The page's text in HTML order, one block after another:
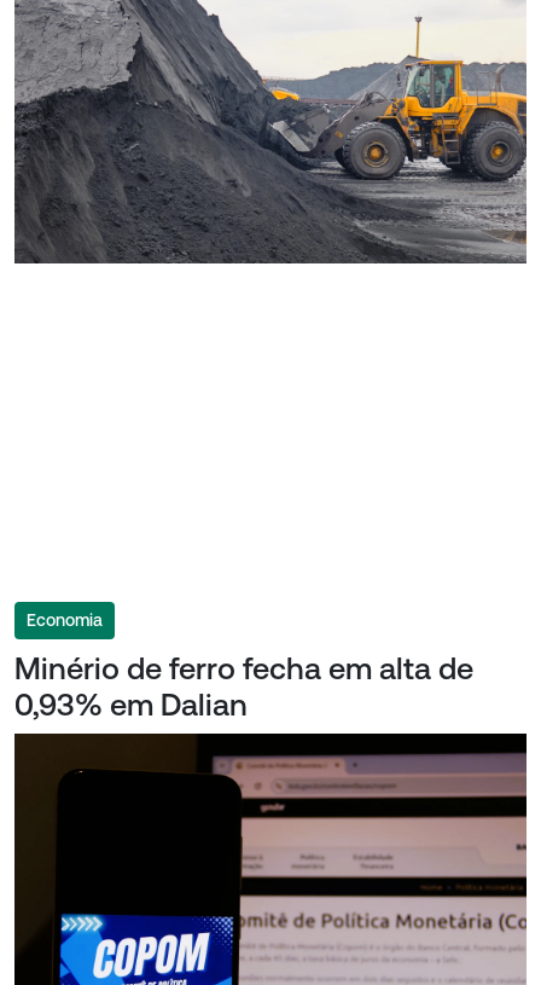
Economia
Minério de ferro fecha em alta de
0,93% em Dalian